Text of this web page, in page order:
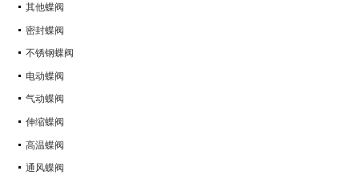
其他蝶阀
密封蝶阀
不锈钢蝶阀
电动蝶阀
气动蝶阀
伸缩蝶阀
高温蝶阀
通风蝶阀